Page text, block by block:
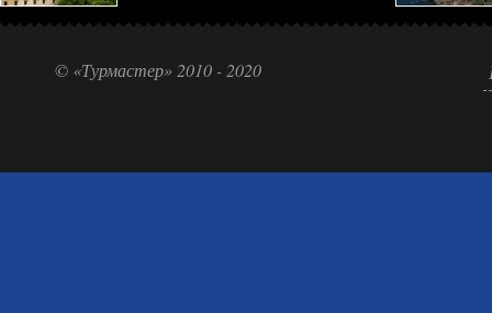
© «Турмастер» 2010 - 2020